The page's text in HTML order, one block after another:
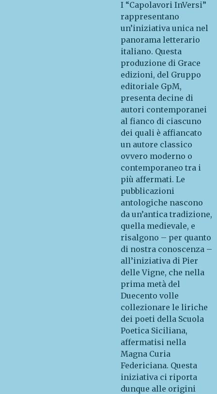
I “Capolavori InVersi”
rappresentano
un’iniziativa unica nel
panorama letterario
italiano. Questa
produzione di Grace
edizioni, del Gruppo
editoriale GpM,
presenta decine di
autori contemporanei
al fianco di ciascuno
dei quali è affiancato
un autore classico
ovvero moderno o
contemporaneo tra i
più affermati. Le
pubblicazioni
antologiche nascono
da un’antica tradizione,
quella medievale, e
risalgono – per quanto
di nostra conoscenza –
all’iniziativa di Pier
delle Vigne, che nella
prima metà del
Duecento volle
collezionare le liriche
dei poeti della Scuola
Poetica Siciliana,
affermatisi nella
Magna Curia
Federiciana. Questa
iniziativa ci riporta
dunque alle origini